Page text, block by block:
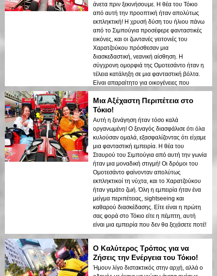
άνετα πριν ξεκινήσουμε. Η θέα του Τόκιο
από αυτή την προοπτική ήταν απολύτως
εκπληκτική! Η χρυσή δύση του ήλιου πάνω
από το Σιμπούγια προσέφερε φανταστικές
εικόνες, και οι ζωντανές γειτονιές του
Χαρατζούκου πρόσθεσαν μια
διασκεδαστική, νεανική αίσθηση. Η
σύγχρονη ομορφιά της Ομοτεσάντο ήταν η
τέλεια κατάληξη σε μια φανταστική βόλτα.
Είναι απαραίτητο για οικογένειες που
επισκέπτονται το Τόκιο!
Μια Αξέχαστη Περιπέτεια στο
Τόκιο!
Αυτή η ξενάγηση ήταν τόσο καλά
οργανωμένη! Ο ξεναγός διασφάλισε ότι όλα
κυλούσαν ομαλά, εξασφαλίζοντας ότι είχαμε
μια φανταστική εμπειρία. Η θέα του
Σταυρού του Σιμπούγια από αυτή την γωνία
ήταν μια μοναδική στιγμή! Οι δρόμοι του
Ομοτεσάντο φαίνονταν απολύτως
εκπληκτικοί τη νύχτα, και το Χαρατζούκου
ήταν γεμάτο ζωή. Όλη η εμπειρία ήταν ένα
μείγμα περιπέτειας, sightseeing και
καθαρού διασκέδασης. Είτε είναι η πρώτη
σας φορά στο Τόκιο είτε η πέμπτη, αυτή
είναι μια εμπειρία που δεν θα ξεχάσετε ποτέ!
Ο Καλύτερος Τρόπος για να
Ζήσεις την Ενέργεια του Τόκιο!
Ήμουν λίγο διστακτικός στην αρχή, αλλά ο